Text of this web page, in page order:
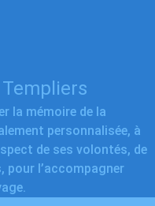
la mémoire de la
personnalisée, à
de ses volontés, de
pour l’accompagner